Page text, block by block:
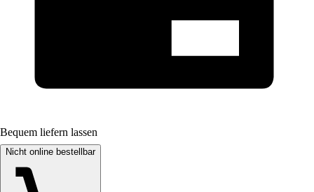
Bequem liefern lassen
Nicht online bestellbar